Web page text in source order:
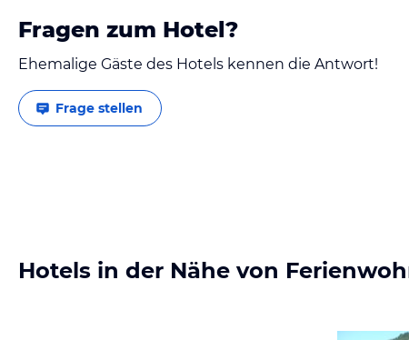
Fragen zum Hotel?
Ehemalige Gäste des Hotels kennen die Antwort!
Frage stellen
Hotels in der Nähe von